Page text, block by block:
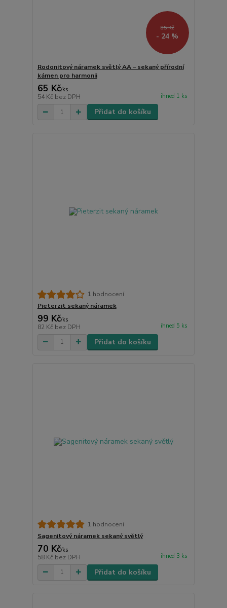
85 Kč
- 24 %
Rodonitový náramek světlý AA – sekaný přírodní
kámen pro harmonii
65 Kč/ks
54 Kč bez DPH ihned 1 ks
Přidat do košíku
1 hodnocení
Pieterzit sekaný náramek
99 Kč/ks
82 Kč bez DPH ihned 5 ks
Přidat do košíku
1 hodnocení
Sagenitový náramek sekaný světlý
70 Kč/ks
58 Kč bez DPH ihned 3 ks
Přidat do košíku